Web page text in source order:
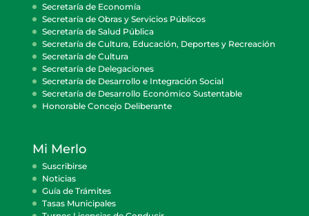
Secretaría de Economía
Secretaría de Obras y Servicios Públicos
Secretaría de Salud Pública
Secretaría de Cultura, Educación, Deportes y Recreación
Secretaría de Cultura
Secretaría de Delegaciones
Secretaría de Desarrollo e Integración Social
Secretaría de Desarrollo Económico Sustentable
Honorable Concejo Deliberante
Mi Merlo
Suscribirse
Noticias
Guía de Trámites
Tasas Municipales